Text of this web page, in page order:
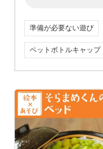
準備が必要ない遊び
ペットボトルキャップ